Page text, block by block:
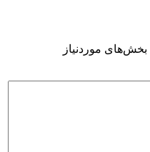
بخش‌های موردنیاز